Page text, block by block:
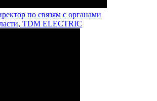
по связям с органами
TDM ELECTRIC